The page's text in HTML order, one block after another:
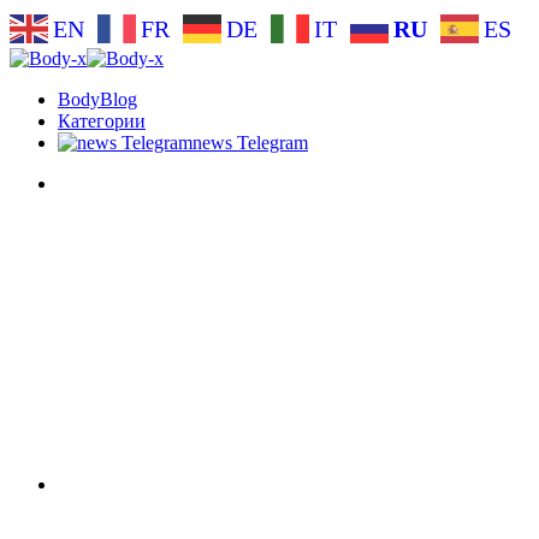
EN FR DE IT RU ES
BodyBlog
Категории
news Telegram